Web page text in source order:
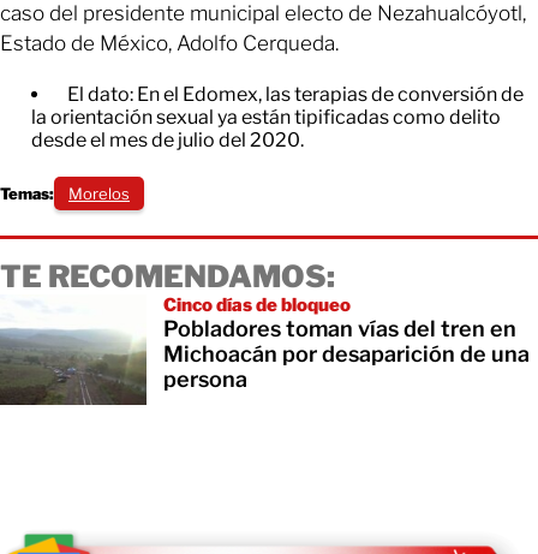
caso del presidente municipal electo de Nezahualcóyotl,
Estado de México, Adolfo Cerqueda.
El dato: En el Edomex, las terapias de conversión de
la orientación sexual ya están tipificadas como delito
desde el mes de julio del 2020.
Temas: Morelos
TE RECOMENDAMOS:
Cinco días de bloqueo
Pobladores toman vías del tren en
Michoacán por desaparición de una
persona